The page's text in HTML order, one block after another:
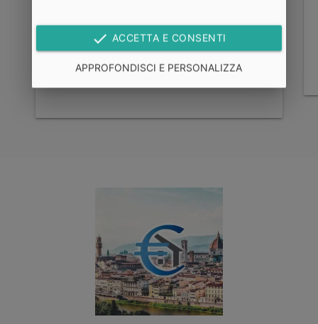
Firenze Vendita
square_foot
2
space_dashboard euro_symbol
done ACCETTA E CONSENTI
APPROFONDISCI E PERSONALIZZA